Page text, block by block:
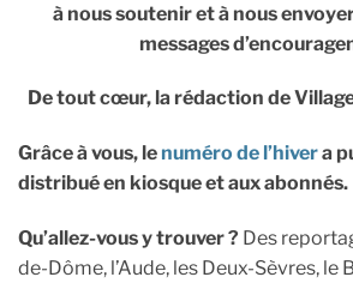
à nous souteniret à nous
messages
De tout cœur, la rédaction de
Grâce à vous, le numéro de l’hivera
distribué en kiosque et aux abonnés.
Qu’allez-vous y trouver ? Des
de-Dôme, l’Aude, les Deux-Sèvres, le